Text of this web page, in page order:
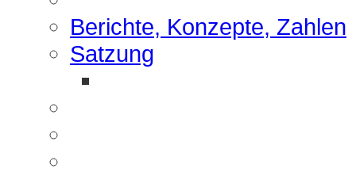
Berichte, Konzepte, Zahlen
Satzung